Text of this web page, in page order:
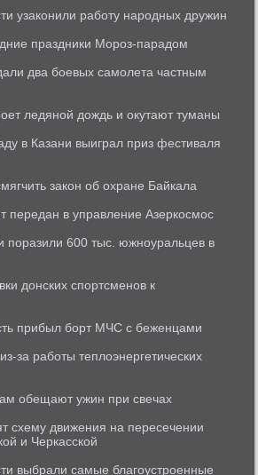
узаконили работу народных дружин
праздники Мороз-парадом
два боевых самолета частным
ледяной дождь и окутают туманы
в Казани выиграл приз фестиваля
закон об охране Байкала
передан в управление Азеркосмос
поразили 600 тыс. южноуральцев в
донских спортсменов к
прибыл борт МЧС с беженцами
за работы теплоэнергетических
обещают ужин при свечах
схему движения на пересечении
и Черкасской
выбрали самые благоустроенные